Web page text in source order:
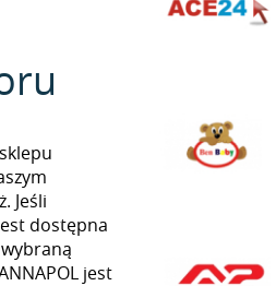
Jeśli
dostępna
jest